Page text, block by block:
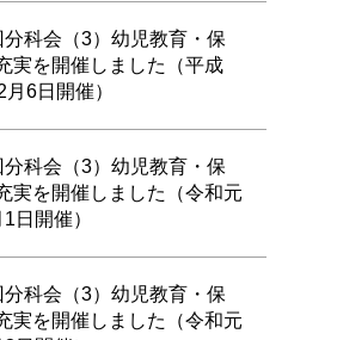
分科会（3）幼児教育・保
実を開催しました（平成
6日開催）
分科会（3）幼児教育・保
実を開催しました（令和元
日開催）
分科会（3）幼児教育・保
実を開催しました（令和元